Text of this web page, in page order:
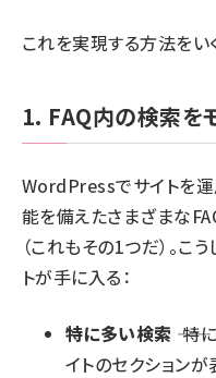
これを実現する方法をい
1. FAQ内の検索を
WordPressでサイトを
能を備えたさまざまな
（これもその1つだ）。こ
トが手に入る：
特に多い検索 ――
イトのセクション